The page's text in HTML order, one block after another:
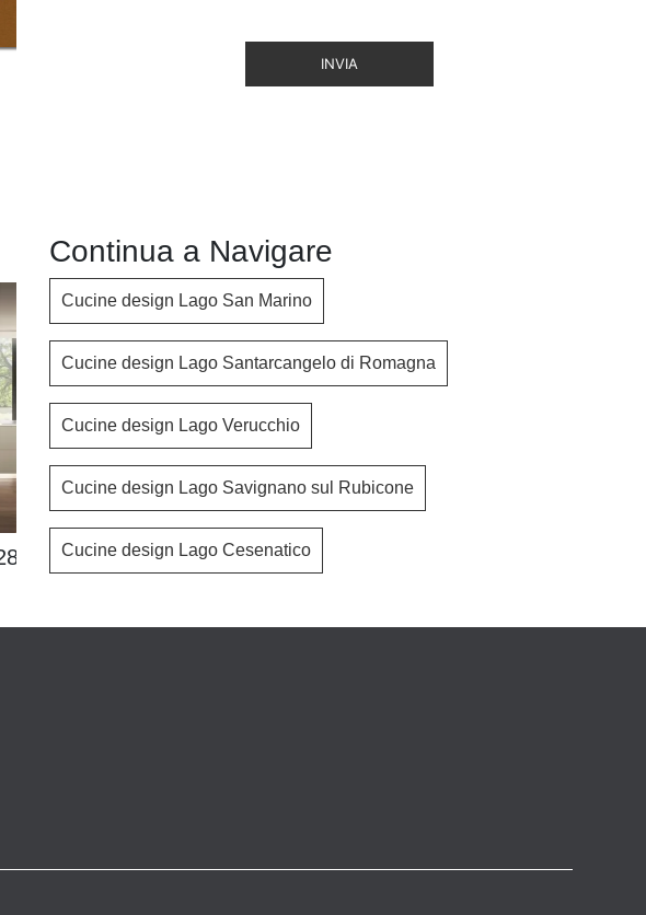
INVIA
36e8 Project 2816
Continua a Navigare
Cucine design Lago San Marino
Cucine design Lago Santarcangelo di Romagna
Cucine design Lago Verucchio
Cucine design Lago Savignano sul Rubicone
Cucine design Lago Cesenatico